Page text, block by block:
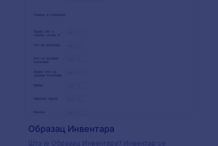
Образац Инвентара
Шта је Образац Инвентара? Инвентар се